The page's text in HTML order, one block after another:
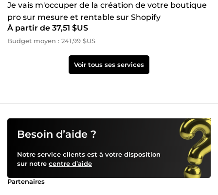
Je vais m'occuper de la création de votre boutique
pro sur mesure et rentable sur Shopify
À partir de 37,51 $US
Budget moyen : 241,99 $US
Voir tous ses services
Besoin d’aide ?
Notre service clients est à votre disposition
sur notre centre d’aide
Partenaires